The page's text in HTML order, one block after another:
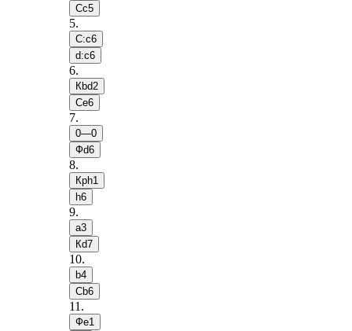
Сc5
5.
С:c6
d:c6
6.
Кbd2
Сe6
7.
0—0
Фd6
8.
Крh1
h6
9.
a3
Кd7
10.
b4
Сb6
11 .
Фe1